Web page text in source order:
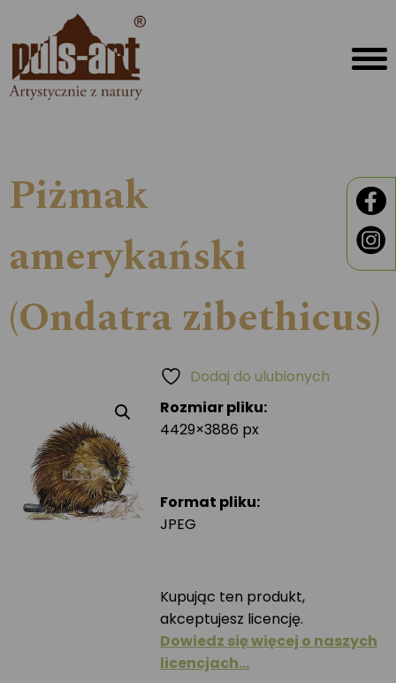
Piżmak
amerykański
(Ondatra zibethicus)
Rozmiar pliku:
4429×3886 px
Format pliku:
JPEG
Kupując ten produkt,
akceptujesz licencję.
Dowiedz się więcej o naszych
licencjach…
Dodaj do ulubionych